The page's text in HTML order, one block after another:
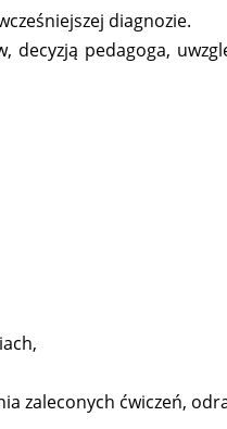
diagnozie.
pedagoga,
zaleconych ćwiczeń,